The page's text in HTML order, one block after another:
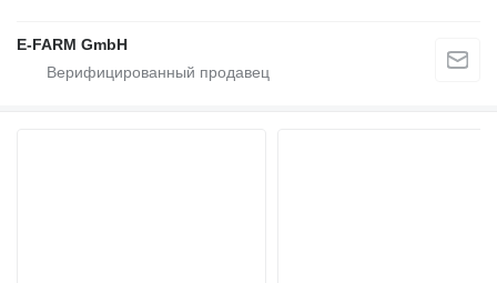
E-FARM GmbH